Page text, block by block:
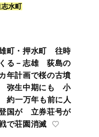
志水町
町・押水町 往時
る－志雄 荻島の
年計画で桜の古墳
弥生中期にも 小
約一万年も前に人
国が 立券荘号が
で荘園消滅